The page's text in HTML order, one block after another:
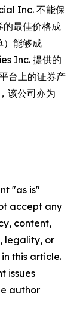
Inc. 不能保
的最佳价格成
）能够成
Inc. 提供的
台上的证券产
该公司亦为
"as is"
accept any
content,
legality, or
this article.
issues
author